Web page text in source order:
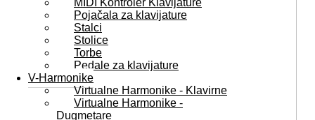
MIDI Kontroler Klavijature
Pojačala za klavijature
Stalci
Stolice
Torbe
Pedale za klavijature
V-Harmonike
Virtualne Harmonike - Klavirne
Virtualne Harmonike -
Dugmetare